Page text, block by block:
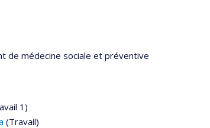
de médecine sociale et préventive
1)
(Travail)